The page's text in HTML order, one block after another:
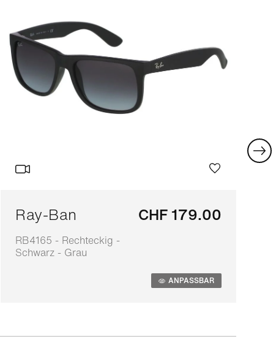
Ray-Ban
RB4165 - Rechteckig -
Schwarz - Grau
CHF 179.00
ANPASSBAR